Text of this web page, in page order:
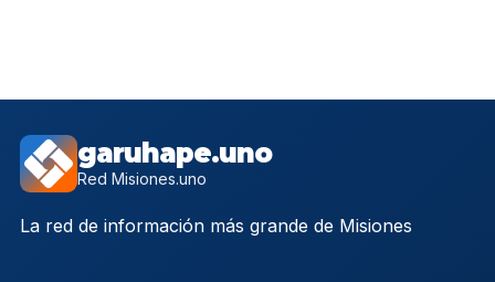
garuhape.uno
Red Misiones.uno
La red de información más grande de Misiones